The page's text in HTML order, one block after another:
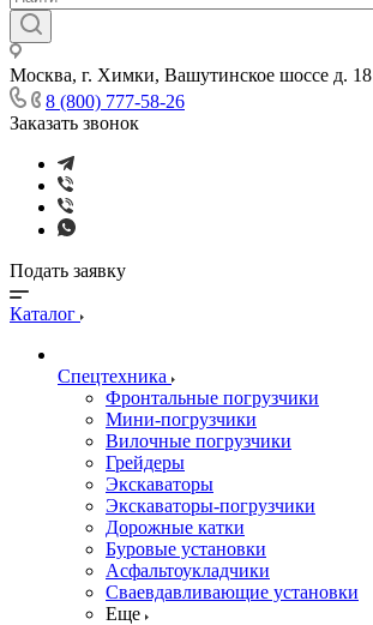
Москва, г. Химки, Вашутинское шоссе д. 18
8 (800) 777-58-26
Заказать звонок
Подать заявку
Каталог
Спецтехника
Фронтальные погрузчики
Мини-погрузчики
Вилочные погрузчики
Грейдеры
Экскаваторы
Экскаваторы-погрузчики
Дорожные катки
Буровые установки
Асфальтоукладчики
Сваевдавливающие установки
Еще